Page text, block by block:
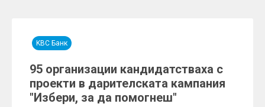
KBC Банк
95 организации кандидатстваха с
проекти в дарителската кампания
"Избери, за да помогнеш"